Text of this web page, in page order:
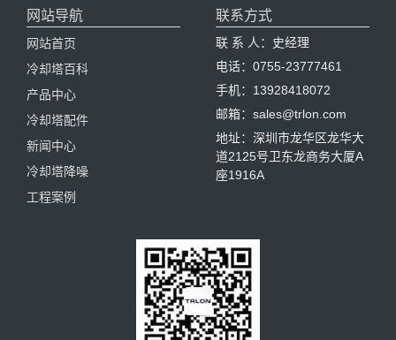
网站导航
网站首页
冷却塔百科
产品中心
冷却塔配件
新闻中心
冷却塔降噪
工程案例
联系方式
联 系 人：史经理
电话：0755-23777461
手机：13928418072
邮箱：sales@trlon.com
地址：深圳市龙华区龙华大
道2125号卫东龙商务大厦A
座1916A